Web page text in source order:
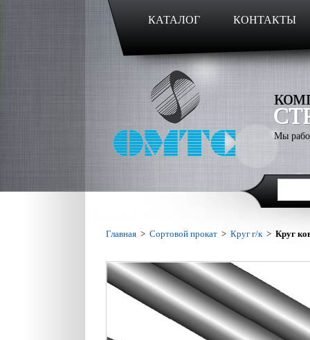
КАТАЛОГ КОНТАКТЫ
Мы
Главная > Сортовой прокат > Круг г/к> Круг